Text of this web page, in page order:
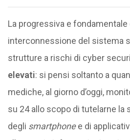
La progressiva e
interconnessione del sistema
strutture a rischi di cyber
elevati: si pensi soltanto a
mediche, al giorno d’oggi,
su 24 allo scopo di tutelarne la
degli smartphonee di